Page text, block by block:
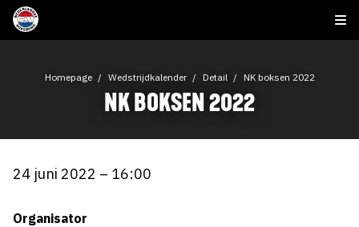
Homepage Wedstrijdkalender Detail NK boksen 2022
NK BOKSEN 2022
24 juni 2022 – 16:00
Organisator